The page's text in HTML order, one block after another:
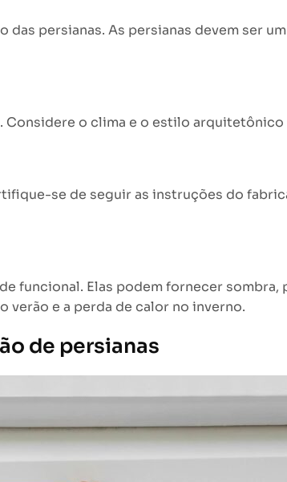
persianas. As persianas devem ser
o clima e o estilo arquitetônico
se de seguir as instruções do
funcional. Elas podem fornecer
verão e a perda de calor no inverno.
de persianas